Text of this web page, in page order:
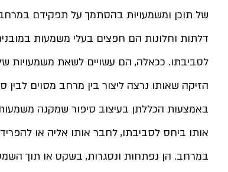
של תוכן ומשמעויות בהסתמך על תפקידם
דלתות וחלונות הם חפצים בעלי משמעות
לסביבתו. ככאלה, הם עשויים לשאת משמעויות
הזיקה שאותו נרצה ליצור בין מרחב מסוים
באמצעות הכללתן בעיצוב סיפור שמקנה משמעות
אותו ביחס לסביבתו, לחבר אותו אליה או
במרחב. הן נפתחות ונסגרות, בשקט או תוך